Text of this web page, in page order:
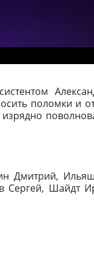
поломки и
Дмитрий,
Сергей, Шайдт